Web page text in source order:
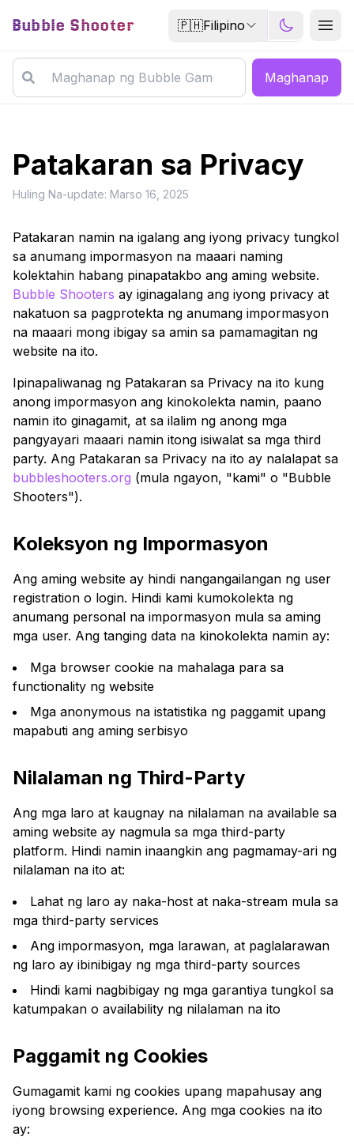
Bubble Shooter 🇵🇭Filipino
Maghanap
Patakaran sa Privacy
Huling Na-update: Marso 16, 2025
Patakaran namin na igalang ang iyong privacy tungkol
sa anumang impormasyon na maaari naming
kolektahin habang pinapatakbo ang aming website.
Bubble Shooters ay iginagalang ang iyong privacy at
nakatuon sa pagprotekta ng anumang impormasyon
na maaari mong ibigay sa amin sa pamamagitan ng
website na ito.
Ipinapaliwanag ng Patakaran sa Privacy na ito kung
anong impormasyon ang kinokolekta namin, paano
namin ito ginagamit, at sa ilalim ng anong mga
pangyayari maaari namin itong isiwalat sa mga third
party. Ang Patakaran sa Privacy na ito ay nalalapat sa
bubbleshooters.org (mula ngayon, "kami" o "Bubble
Shooters").
Koleksyon ng Impormasyon
Ang aming website ay hindi nangangailangan ng user
registration o login. Hindi kami kumokolekta ng
anumang personal na impormasyon mula sa aming
mga user. Ang tanging data na kinokolekta namin ay:
Mga browser cookie na mahalaga para sa
functionality ng website
Mga anonymous na istatistika ng paggamit upang
mapabuti ang aming serbisyo
Nilalaman ng Third-Party
Ang mga laro at kaugnay na nilalaman na available sa
aming website ay nagmula sa mga third-party
platform. Hindi namin inaangkin ang pagmamay-ari ng
nilalaman na ito at:
Lahat ng laro ay naka-host at naka-stream mula sa
mga third-party services
Ang impormasyon, mga larawan, at paglalarawan
ng laro ay ibinibigay ng mga third-party sources
Hindi kami nagbibigay ng mga garantiya tungkol sa
katumpakan o availability ng nilalaman na ito
Paggamit ng Cookies
Gumagamit kami ng cookies upang mapahusay ang
iyong browsing experience. Ang mga cookies na ito
ay: